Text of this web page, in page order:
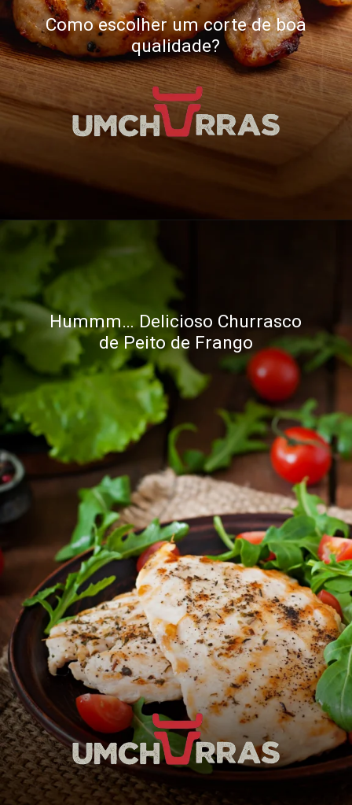
Como escolher um corte de boa
qualidade?
Opening
Hummm… Delicioso Churrasco
de Peito de Frango